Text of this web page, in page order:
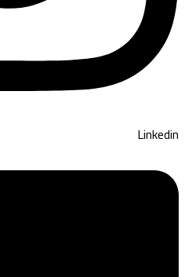
Linkedin